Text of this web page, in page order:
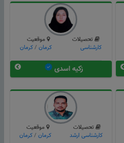
تحصیلات
کارشناسی
موقعیت
كرمان/کرمان
زکیه اسدی
تحصیلات
کارشناسی ارشد
موقعیت
كرمان /کرمان